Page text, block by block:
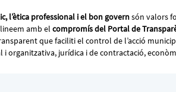
l’ètica professional i el bon governsón valors
amb el compromís del Portal de
que faciliti el control de l’acció
organitzativa, jurídica i de contractació,